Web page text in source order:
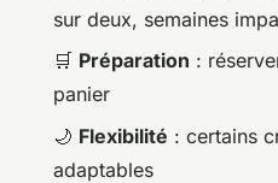
sur deux, semaines
🛒 Préparation :
panier
🌙 Flexibilité : certains
adaptables